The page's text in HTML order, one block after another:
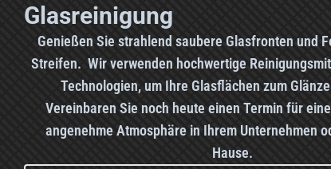
Glasreinigung
Genießen Sie strahlend saubere Glasfronten und
Streifen. Wir verwenden hochwertige
Technologien, um Ihre Glasflächen zum
Vereinbaren Sie noch heute einen Termin für
angenehme Atmosphäre in Ihrem Unternehmen
Hause.